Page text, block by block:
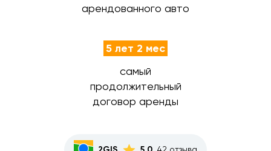
арендованного авто
5 лет 2 мес
самый
продолжительный
договор аренды